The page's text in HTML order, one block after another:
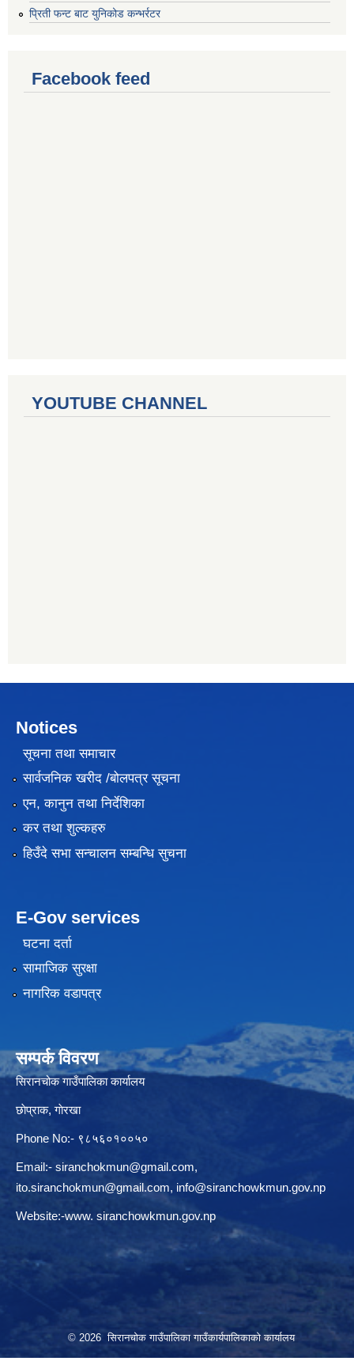
प्रिती फन्ट बाट युनिकोड कन्भर्रटर
Facebook feed
YOUTUBE CHANNEL
Notices
सूचना तथा समाचार
सार्वजनिक खरीद /बोलपत्र सूचना
एन, कानुन तथा निर्देशिका
कर तथा शुल्कहरु
हिउँदे सभा सन्चालन सम्बन्धि सुचना
E-Gov services
घटना दर्ता
सामाजिक सुरक्षा
नागरिक वडापत्र
सम्पर्क विवरण
सिरानचोक गाउँपालिका कार्यालय
छाेप्राक, गाेरखा
Phone No:- ९८५६०१००५०
Email:- siranchokmun@gmail.com,
ito.siranchokmun@gmail.com, info@siranchowkmun.gov.np
Website:-www. siranchowkmun.gov.np
© 2026 सिरानचोक गाउँपालिका गाउँकार्यपालिकाको कार्यालय